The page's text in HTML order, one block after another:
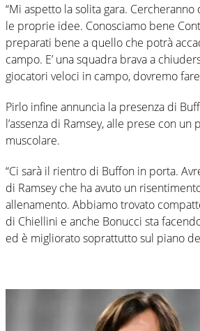
“Mi aspetto la solita gara.
le proprie idee. Conosciamo bene
preparati bene a quello che potrà
campo. E’ una squadra brava a
giocatori veloci in campo, dovremo
Pirlo infine annuncia la presenza di
l’assenza di Ramsey, alle prese con
muscolare.
“Ci sarà il rientro di Buffon in porta.
di Ramsey che ha avuto un
allenamento. Abbiamo trovato
di Chiellini e anche Bonucci sta
ed è migliorato soprattutto sul piano